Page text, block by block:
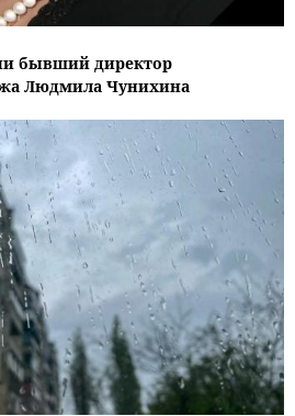
бывший директор
Людмила Чунихина